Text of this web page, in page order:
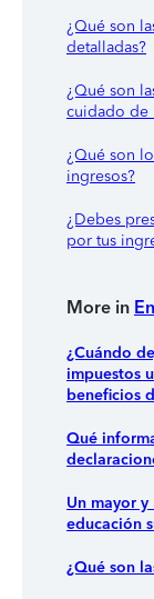
¿Qué son
detalladas?
¿Qué son
cuidado de
¿Qué son
ingresos?
¿Debes
por tus
More in
¿Cuándo
impuestos
beneficios
Qué
Un mayor
educación
¿Qué son